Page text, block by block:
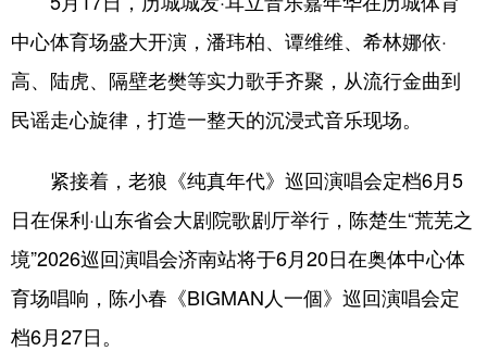
中心体育场盛大开演，潘玮柏、谭维维、希林娜依·
高、陆虎、隔壁老樊等实力歌手齐聚，从流行金曲到
民谣走心旋律，打造一整天的沉浸式音乐现场。
紧接着，老狼《纯真年代》巡回演唱会定档6月5
日在保利·山东省会大剧院歌剧厅举行，陈楚生“荒芜之
境”2026巡回演唱会济南站将于6月20日在奥体中心体
育场唱响，陈小春《BIGMAN人一個》巡回演唱会定
档6月27日。